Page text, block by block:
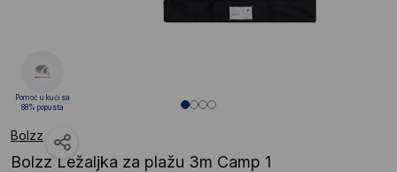
Bolzz
Bolzz Ležaljka za plažu 3m Camp 1
Pomoć u kući sa
88% popusta